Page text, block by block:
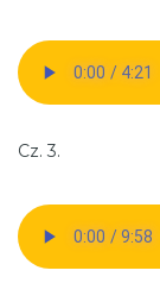
Cz. 3.